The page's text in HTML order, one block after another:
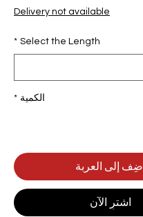
Delivery not available
Select the Length
*
الكمية *
أضِف إلى العربة
اشترِ الآن